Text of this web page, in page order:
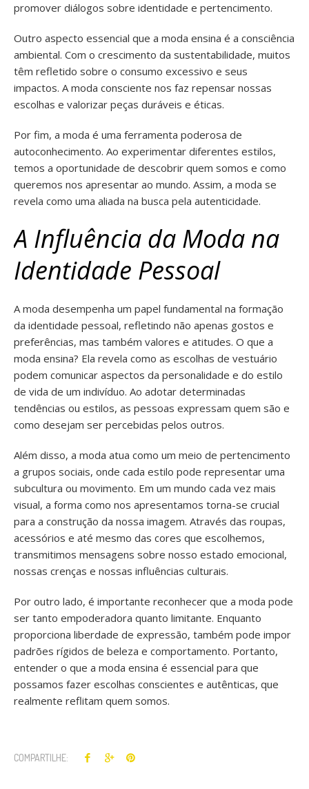
promover diálogos sobre identidade e pertencimento.
Outro aspecto essencial que a moda ensina é a consciência
ambiental. Com o crescimento da sustentabilidade, muitos
têm refletido sobre o consumo excessivo e seus
impactos. A moda consciente nos faz repensar nossas
escolhas e valorizar peças duráveis e éticas.
Por fim, a moda é uma ferramenta poderosa de
autoconhecimento. Ao experimentar diferentes estilos,
temos a oportunidade de descobrir quem somos e como
queremos nos apresentar ao mundo. Assim, a moda se
revela como uma aliada na busca pela autenticidade.
A Influência da Moda na
Identidade Pessoal
A moda desempenha um papel fundamental na formação
da identidade pessoal, refletindo não apenas gostos e
preferências, mas também valores e atitudes. O que a
moda ensina? Ela revela como as escolhas de vestuário
podem comunicar aspectos da personalidade e do estilo
de vida de um indivíduo. Ao adotar determinadas
tendências ou estilos, as pessoas expressam quem são e
como desejam ser percebidas pelos outros.
Além disso, a moda atua como um meio de pertencimento
a grupos sociais, onde cada estilo pode representar uma
subcultura ou movimento. Em um mundo cada vez mais
visual, a forma como nos apresentamos torna-se crucial
para a construção da nossa imagem. Através das roupas,
acessórios e até mesmo das cores que escolhemos,
transmitimos mensagens sobre nosso estado emocional,
nossas crenças e nossas influências culturais.
Por outro lado, é importante reconhecer que a moda pode
ser tanto empoderadora quanto limitante. Enquanto
proporciona liberdade de expressão, também pode impor
padrões rígidos de beleza e comportamento. Portanto,
entender o que a moda ensina é essencial para que
possamos fazer escolhas conscientes e autênticas, que
realmente reflitam quem somos.
COMPARTILHE: